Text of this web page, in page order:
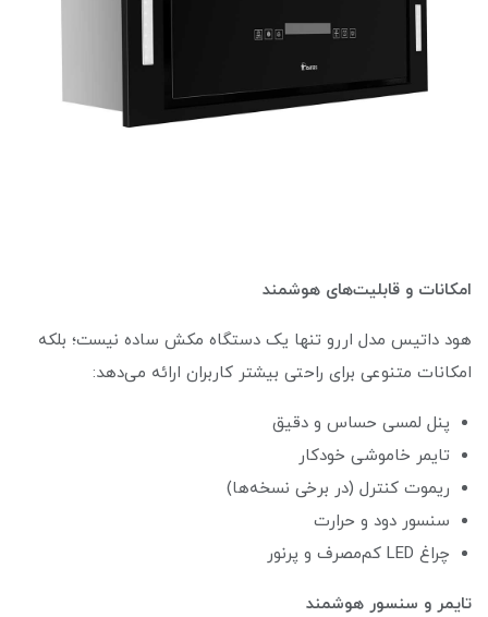
امکانات و قابلیت‌های هوشمند
هود داتیس مدل اررو تنها یک دستگاه مکش ساده نیست؛ بلکه
امکانات متنوعی برای راحتی بیشتر کاربران ارائه می‌دهد:
پنل لمسی حساس و دقیق
تایمر خاموشی خودکار
ریموت کنترل (در برخی نسخه‌ها)
سنسور دود و حرارت
چراغ LED کم‌مصرف و پرنور
تایمر و سنسور هوشمند